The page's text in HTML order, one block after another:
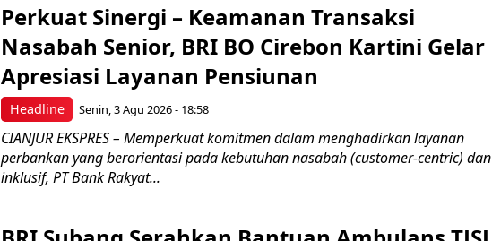
Headline
Perkuat Sinergi – Keamanan Transaksi
Nasabah Senior, BRI BO Cirebon Kartini Gelar
Apresiasi Layanan Pensiunan
Senin, 3 Agu 2026 - 18:58
CIANJUR EKSPRES – Memperkuat komitmen dalam menghadirkan layanan
perbankan yang berorientasi pada kebutuhan nasabah (customer-centric) dan
inklusif, PT Bank Rakyat...